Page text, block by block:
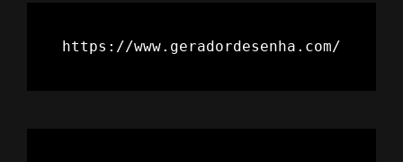
https://www.geradordesenha.com/